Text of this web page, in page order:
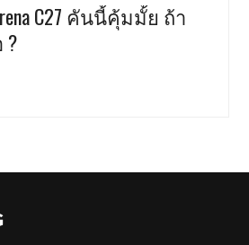
C27 คันนี้คุ้มมั้ย ถ้า
?